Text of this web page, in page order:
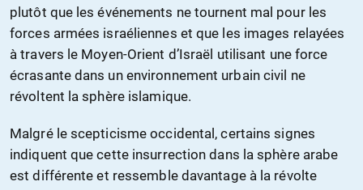
plutôt que les événements ne tournent mal pour les
forces armées israéliennes et que les images relayées
à travers le Moyen-Orient d’Israël utilisant une force
écrasante dans un environnement urbain civil ne
révoltent la sphère islamique.
Malgré le scepticisme occidental, certains signes
indiquent que cette insurrection dans la sphère arabe
est différente et ressemble davantage à la révolte